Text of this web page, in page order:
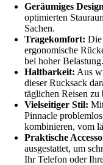
Geräumiges
optimierten
Sachen.
Tragekomfort: Die
ergonomische
bei hoher Belastung.
Haltbarkeit: Aus
dieser Rucksack
täglichen Reisen zu
Vielseitiger Stil:
Pinnacle
kombinieren, vom
Praktische
ausgestattet, um
Ihr Telefon oder